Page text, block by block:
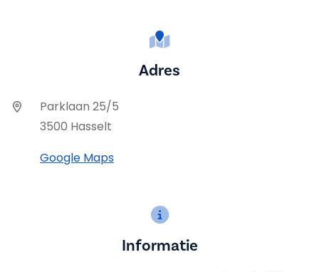
Adres
Parklaan 25/5
3500 Hasselt
Google Maps
Informatie